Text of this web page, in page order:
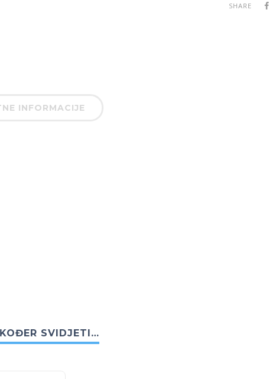
SHARE
INFORMACIJE
SVIDJETI…